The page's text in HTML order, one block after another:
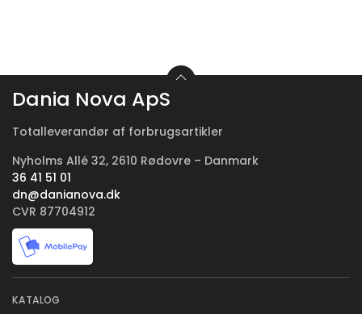
Dania Nova ApS
Totalleverandør af forbrugsartikler
Nyholms Allé 32, 2610 Rødovre – Danmark
36 41 51 01
dn@danianova.dk
CVR 87704912
KATALOG